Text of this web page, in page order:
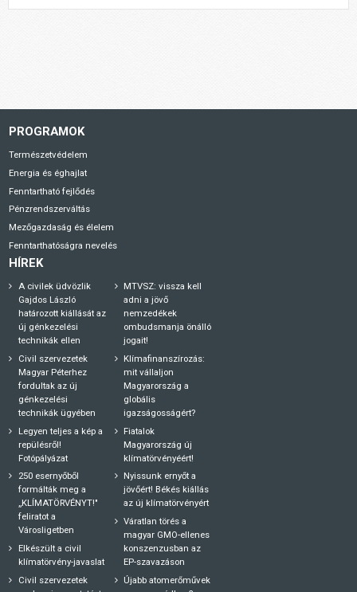
PROGRAMOK
Természetvédelem
Energia és éghajlat
Fenntartható fejlődés
Pénzrendszerváltás
Mezőgazdaság és élelem
Fenntarthatóságra nevelés
HÍREK
A civilek üdvözlik
Gajdos László
határozott kiállását az
új génkezelési
technikák ellen
Civil szervezetek
Magyar Péterhez
fordultak az új
génkezelési
technikák ügyében
Legyen teljes a kép a
repülésről!
Fotópályázat
250 esernyőből
formálták meg a
„KLÍMATÖRVÉNYT!"
feliratot a
Városligetben
Elkészült a civil
klímatörvény-javaslat
Civil szervezetek
MTVSZ: vissza kell
adni a jövő
nemzedékek
ombudsmanja önálló
jogait!
Klímafinanszírozás:
mit vállaljon
Magyarország a
globális
igazságosságért?
Fiatalok
Magyarország új
klímatörvényéért!
Nyissunk ernyőt a
jövőért! Békés kiállás
az új klímatörvényért
Váratlan törés a
magyar GMO-ellenes
konszenzusban az
EP-szavazáson
Újabb atomerőművek